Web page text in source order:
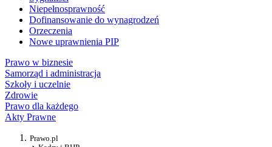
Niepełnosprawność
Dofinansowanie do wynagrodzeń
Orzeczenia
Nowe uprawnienia PIP
Prawo w biznesie
Samorząd i administracja
Szkoły i uczelnie
Zdrowie
Prawo dla każdego
Akty Prawne
Prawo.pl